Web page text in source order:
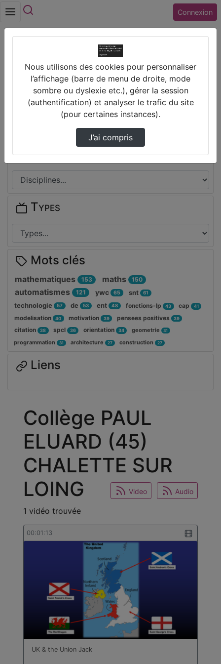
Connexion
Collège PAUL ELUARD (45) CHALETTE SUR
LOING
Collège PAUL
ELUARD (45)
CHALETTE SUR
LOING
Video Audio
1 vidéo trouvée
00:01:13
UK & the Union Jack
Thèmes de Collège PAUL ELUARD
Disciplines
Types
Mots clés
mathematiques 153 maths 150
automatismes 121 ywc 65 snt 61
technologie 57 de 53 ent 48 fonctions-lp 43 cap 41
modelisation 40 motivation 39 pensees positives 39
citation 38 spcl 36 orientation 34 geometrie 31
programmation 31 architecture 27 construction 27
Liens
Nous utilisons des cookies pour personnaliser
l’affichage (barre de menu de droite, mode
sombre ou dyslexie etc.), gérer la session
(authentification) et analyser le trafic du site
(pour certaines instances).
J’ai compris